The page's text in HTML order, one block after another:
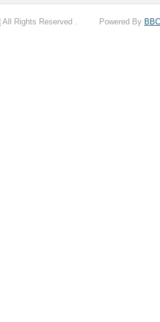
All Rights Reserved . Powered By